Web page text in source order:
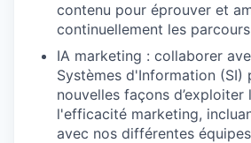
contenu pour éprouver et
continuellement les
IA marketing : collaborer
Systèmes d'Information (SI)
nouvelles façons
l'efficacité marketing,
avec nos différentes